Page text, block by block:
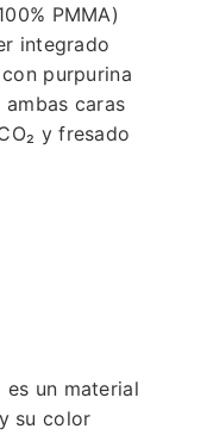
PMMA)
integrado
purpurina
caras
y fresado
un material
su color